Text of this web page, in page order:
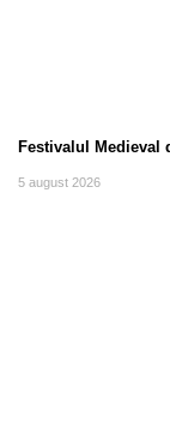
Festivalul Medieval
5 august 2026